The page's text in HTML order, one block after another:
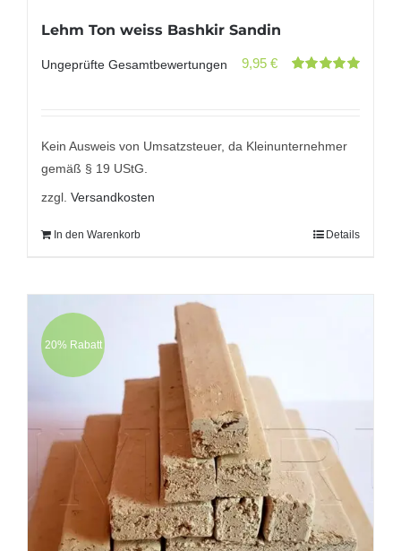
Lehm Ton weiss Bashkir Sandin
Ungeprüfte Gesamtbewertungen 9,95 €
Kein Ausweis von Umsatzsteuer, da Kleinunternehmer
gemäß § 19 UStG.
zzgl. Versandkosten
In den Warenkorb Details
20% Rabatt